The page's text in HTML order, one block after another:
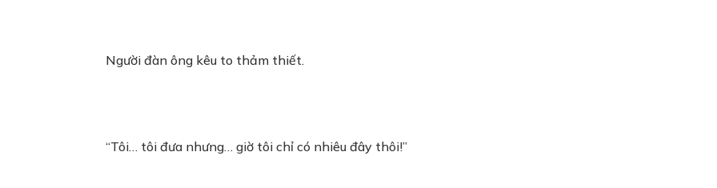
Người đàn ông kêu to thảm thiết.
“Tôi… tôi đưa nhưng… giờ tôi chỉ có nhiêu đây thôi!”